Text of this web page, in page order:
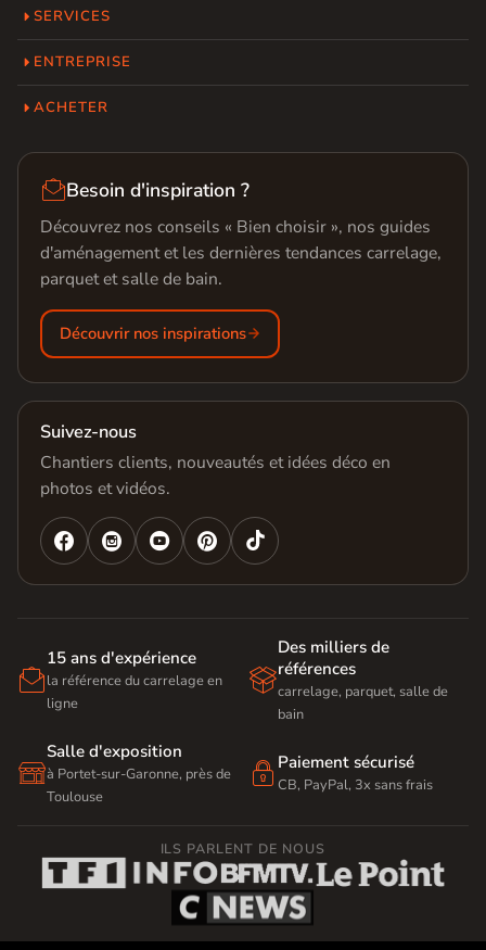
SERVICES
ENTREPRISE
ACHETER
Besoin d'inspiration ?
Découvrez nos conseils « Bien choisir », nos guides
d'aménagement et les dernières tendances carrelage,
parquet et salle de bain.
Découvrir nos inspirations
Suivez-nous
Chantiers clients, nouveautés et idées déco en
photos et vidéos.
   

15 ans d'expérience
la référence du carrelage en
ligne

Des milliers de
références
carrelage, parquet, salle de
bain

Salle d'exposition
à Portet-sur-Garonne, près de
Toulouse
 Paiement sécurisé
CB, PayPal, 3x sans frais
ILS PARLENT DE NOUS